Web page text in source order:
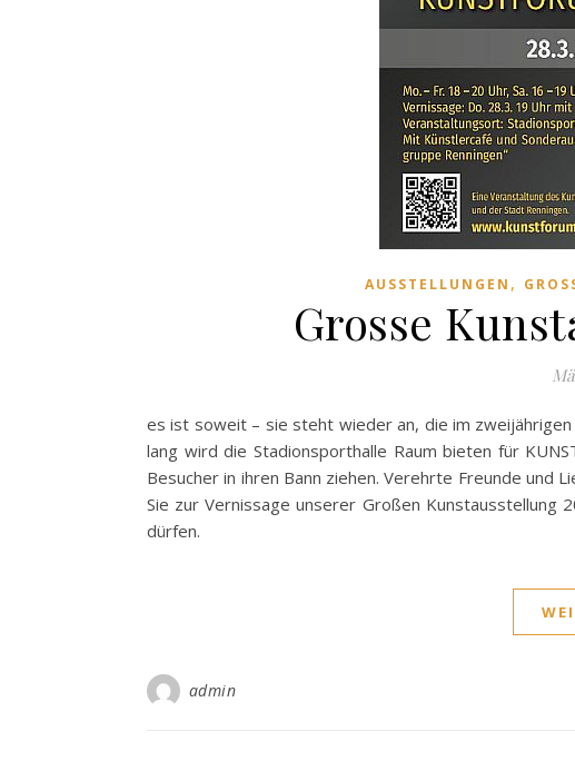
AUSSTELLUNGEN ,
Grosse
es ist soweit – sie steht wieder an, die im zweijährigen
lang wird die Stadionsporthalle Raum bieten für
Besucher in ihren Bann ziehen. Verehrte Freunde und
Sie zur Vernissage unserer Großen Kunstausstellung
dürfen.
admin